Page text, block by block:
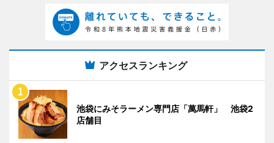
アクセスランキング
池袋にみそラーメン専門店「萬馬軒」 池袋2
店舗目